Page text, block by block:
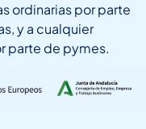
ordinarias por parte
y a cualquier
parte de pymes.